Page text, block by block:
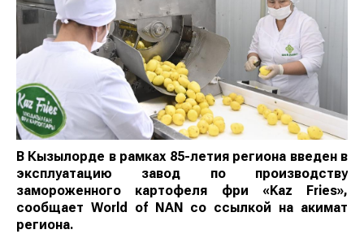
В Кызылорде в рамках 85-летия региона введен в
эксплуатацию завод по производству
замороженного картофеля фри «Kaz Fries»,
сообщает World of NAN
со ссылкой на акимат
региона.